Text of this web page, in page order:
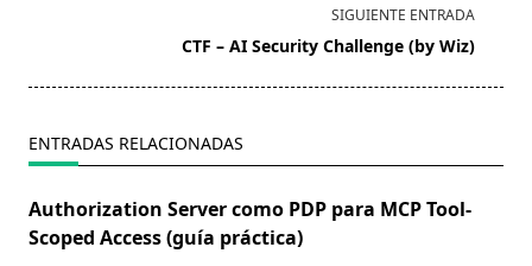
text">Página</span>
SIGUIENTE ENTRADA
CTF – AI Security Challenge (by Wiz)
ENTRADAS RELACIONADAS
Authorization Server como PDP para MCP Tool-
Scoped Access (guía práctica)